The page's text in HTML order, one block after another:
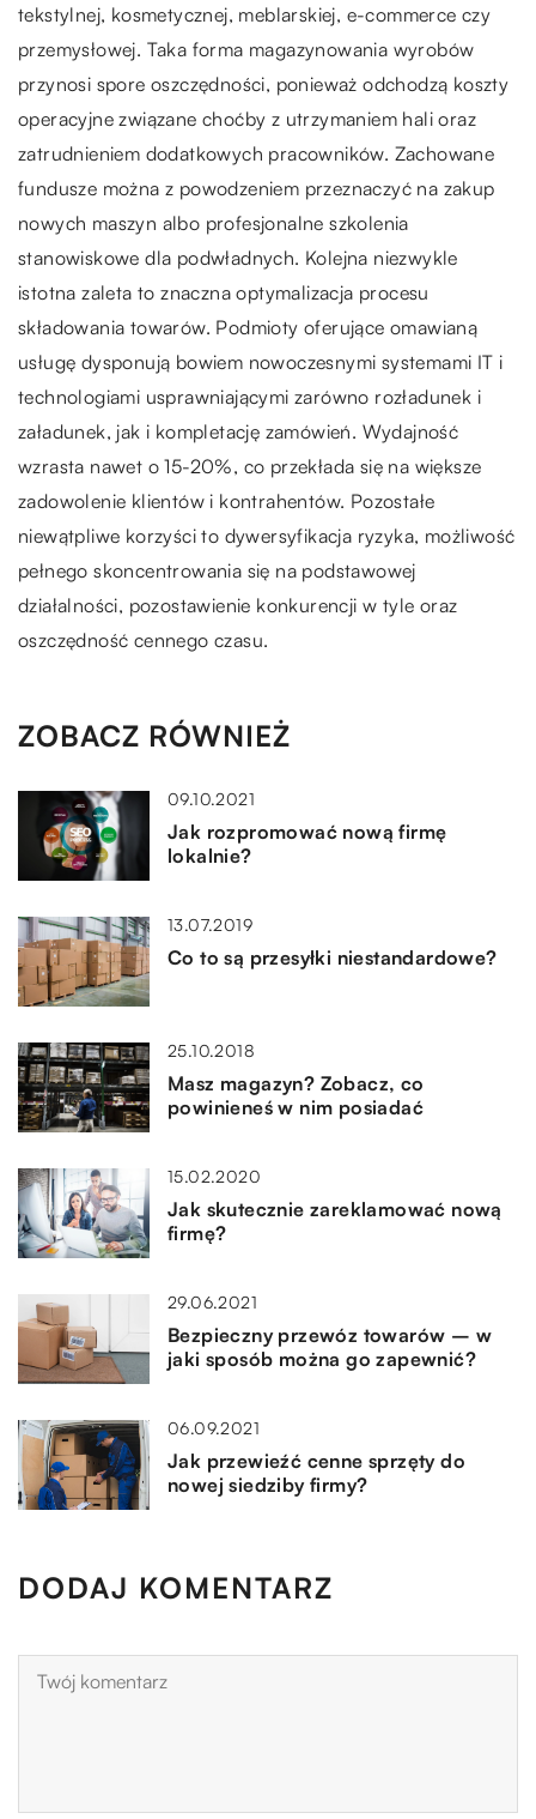
tekstylnej, kosmetycznej, meblarskiej, e-commerce czy
przemysłowej. Taka forma magazynowania wyrobów
przynosi spore oszczędności, ponieważ odchodzą koszty
operacyjne związane choćby z utrzymaniem hali oraz
zatrudnieniem dodatkowych pracowników. Zachowane
fundusze można z powodzeniem przeznaczyć na zakup
nowych maszyn albo profesjonalne szkolenia
stanowiskowe dla podwładnych. Kolejna niezwykle
istotna zaleta to znaczna optymalizacja procesu
składowania towarów. Podmioty oferujące omawianą
usługę dysponują bowiem nowoczesnymi systemami IT i
technologiami usprawniającymi zarówno rozładunek i
załadunek, jak i kompletację zamówień. Wydajność
wzrasta nawet o 15-20%, co przekłada się na większe
zadowolenie klientów i kontrahentów. Pozostałe
niewątpliwe korzyści to dywersyfikacja ryzyka, możliwość
pełnego skoncentrowania się na podstawowej
działalności, pozostawienie konkurencji w tyle oraz
oszczędność cennego czasu.
ZOBACZ RÓWNIEŻ
09.10.2021
Jak rozpromować nową firmę
lokalnie?
13.07.2019
Co to są przesyłki niestandardowe?
25.10.2018
Masz magazyn? Zobacz, co
powinieneś w nim posiadać
15.02.2020
Jak skutecznie zareklamować nową
firmę?
29.06.2021
Bezpieczny przewóz towarów – w
jaki sposób można go zapewnić?
06.09.2021
Jak przewieźć cenne sprzęty do
nowej siedziby firmy?
DODAJ KOMENTARZ